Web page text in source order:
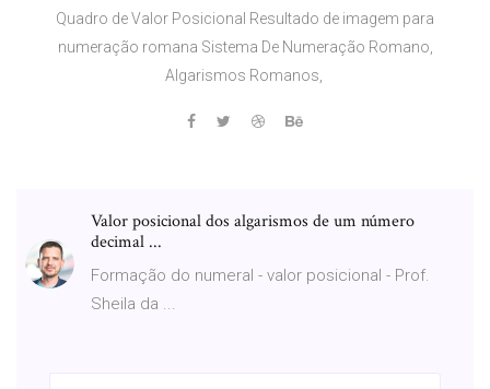
Quadro de Valor Posicional Resultado de imagem para
numeração romana Sistema De Numeração Romano,
Algarismos Romanos,
Valor posicional dos algarismos de um número
decimal ...
Formação do numeral - valor posicional - Prof.
Sheila da ...